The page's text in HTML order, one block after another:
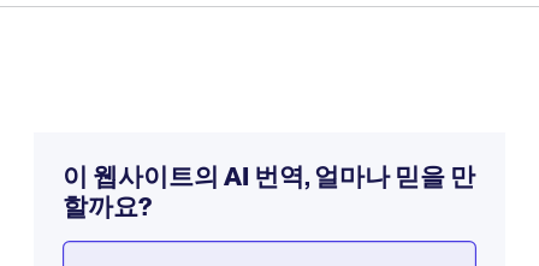
이 웹사이트의 AI 번역, 얼마나 믿을 만
할까요?